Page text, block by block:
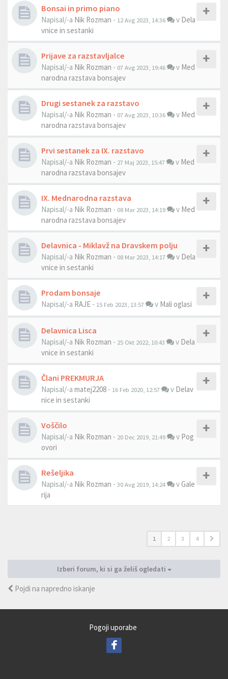
Bonsai in primo piano
Napisal/-a Nik Rozman - 12 Avg 2023, 14:36 v Dela
vnice in sestanki
Prijave za razstavljalce
Napisal/-a Nik Rozman - 07 Avg 2023, 19:46 v Med
narodna razstava bonsajev
Drugi sestanek za razstavo
Napisal/-a Nik Rozman - 07 Avg 2023, 10:36 v Med
narodna razstava bonsajev
Prvi sestanek za IX. razstavo
Napisal/-a Nik Rozman - 27 Maj 2023, 15:47 v Med
narodna razstava bonsajev
IX. Mednarodna razstava
Napisal/-a Nik Rozman - 08 Mar 2023, 14:19 v Med
narodna razstava bonsajev
Delavnica - Miklavž na Dravskem polju
Napisal/-a Nik Rozman - 08 Mar 2023, 14:17 v Dela
vnice in sestanki
Prodam bonsaje
Napisal/-a RAJE - 15 Feb 2023, 13:57 v Mali oglasi
Delavnica Lisca
Napisal/-a Nik Rozman - 25 Okt 2022, 10:43 v Dela
vnice in sestanki
Člani PREKMURJA
Napisal/-a matej2208 - 16 Feb 2020, 12:57 v Delav
nice in sestanki
Voščilo
Napisal/-a Nik Rozman - 20 Dec 2019, 21:49 v Pog
ovori
Rešeljika
Napisal/-a Nik Rozman - 30 Avg 2019, 14:24 vGale
rija
1 2 3 4
Izberi forum, ki si ga želiš ogledati
Pojdi na napredno iskanje
Pogoji uporabe